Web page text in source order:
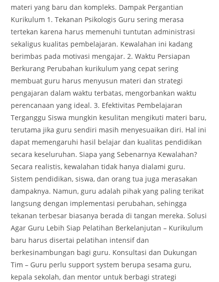
materi yang baru dan kompleks. Dampak Pergantian
Kurikulum 1. Tekanan Psikologis Guru sering merasa
tertekan karena harus memenuhi tuntutan administrasi
sekaligus kualitas pembelajaran. Kewalahan ini kadang
berimbas pada motivasi mengajar. 2. Waktu Persiapan
Berkurang Perubahan kurikulum yang cepat sering
membuat guru harus menyusun materi dan strategi
pengajaran dalam waktu terbatas, mengorbankan waktu
perencanaan yang ideal. 3. Efektivitas Pembelajaran
Terganggu Siswa mungkin kesulitan mengikuti materi baru,
terutama jika guru sendiri masih menyesuaikan diri. Hal ini
dapat memengaruhi hasil belajar dan kualitas pendidikan
secara keseluruhan. Siapa yang Sebenarnya Kewalahan?
Secara realistis, kewalahan tidak hanya dialami guru.
Sistem pendidikan, siswa, dan orang tua juga merasakan
dampaknya. Namun, guru adalah pihak yang paling terikat
langsung dengan implementasi perubahan, sehingga
tekanan terbesar biasanya berada di tangan mereka. Solusi
Agar Guru Lebih Siap Pelatihan Berkelanjutan – Kurikulum
baru harus disertai pelatihan intensif dan
berkesinambungan bagi guru. Konsultasi dan Dukungan
Tim – Guru perlu support system berupa sesama guru,
kepala sekolah, dan mentor untuk berbagi strategi